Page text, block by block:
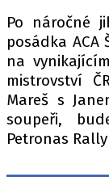
Po náročné
posádka ACA
na
mistrovství
Mareš s
soupeři,
Petronas